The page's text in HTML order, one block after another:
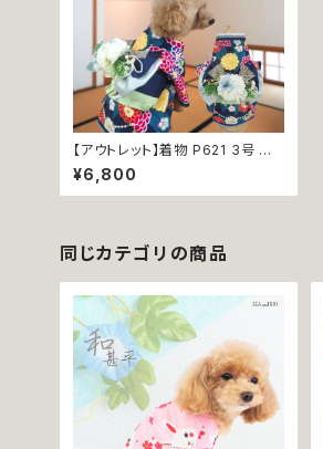
【アウトレット】着物 P621 3号 和
装 和柄 ハンドメイド フラワー 七
五三 イベント お正月 コスプレ 和
服 ドッグウェア dog 古風 犬 猫
り 返品交換不可
¥6,800
同じカテゴリの商品